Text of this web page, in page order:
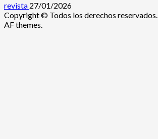
revista 27/01/2026
Copyright © Todos los derechos reservados.
AF themes.